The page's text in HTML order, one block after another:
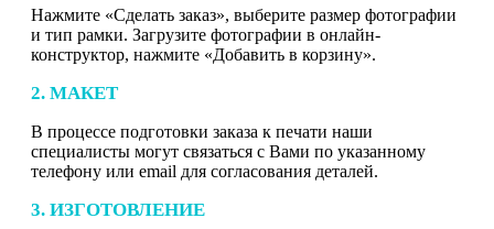
Нажмите «Сделать заказ», выберите размер фотографии
и тип рамки. Загрузите фотографии в онлайн-
конструктор, нажмите «Добавить в корзину».
2. МАКЕТ
В процессе подготовки заказа к печати наши
специалисты могут связаться с Вами по указанному
телефону или email для согласования деталей.
3. ИЗГОТОВЛЕНИЕ